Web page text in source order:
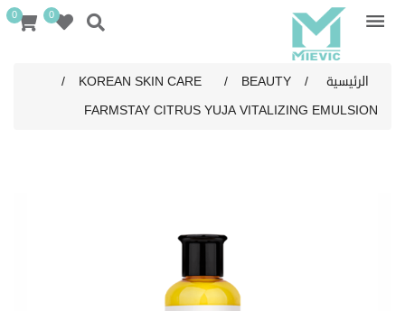
0
0
الرئيسية /
BEAUTY
/
KOREAN SKIN CARE
/
FARMSTAY CITRUS YUJA VITALIZING EMULSION